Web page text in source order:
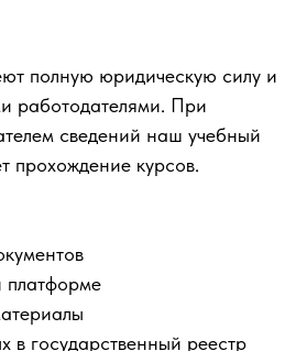
полную юридическую силу и
работодателями. При
сведений наш учебный
прохождение курсов.
платформе
в государственный реестр